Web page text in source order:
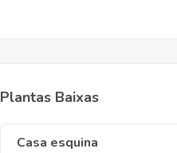
Plantas Baixas
Casa esquina